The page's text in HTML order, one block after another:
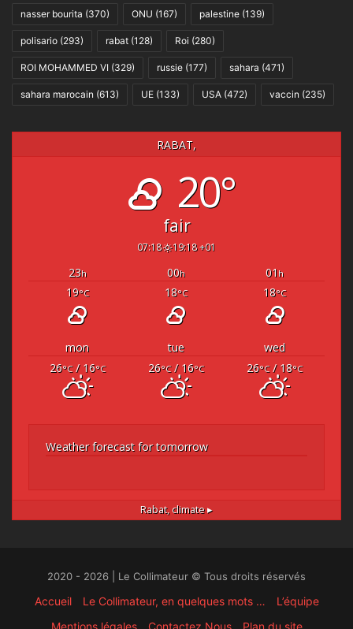
nasser bourita (370) ONU (167) palestine (139)
polisario (293) rabat (128) Roi (280)
ROI MOHAMMED VI (329) russie (177) sahara (471)
sahara marocain (613) UE (133) USA (472) vaccin (235)
RABAT,
20°
fair
07:18 19:18 +01
23h 00h 01 h
19°C 18°C 18°C
mon tue
wed
26°C/ 16°C 26°C/ 16°C 26°C/ 18°C
Weather forecast for tomorrow
Rabat, climate ▸
2020 - 2026 | Le Collimateur © Tous droits réservés
Accueil Le Collimateur, en quelques mots …
L’équipe